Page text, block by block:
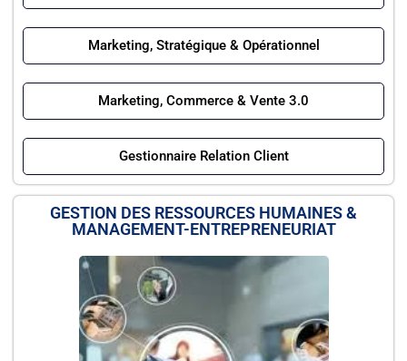
Marketing, Stratégique & Opérationnel
Marketing, Commerce & Vente 3.0
Gestionnaire Relation Client
GESTION DES RESSOURCES HUMAINES &
MANAGEMENT-ENTREPRENEURIAT